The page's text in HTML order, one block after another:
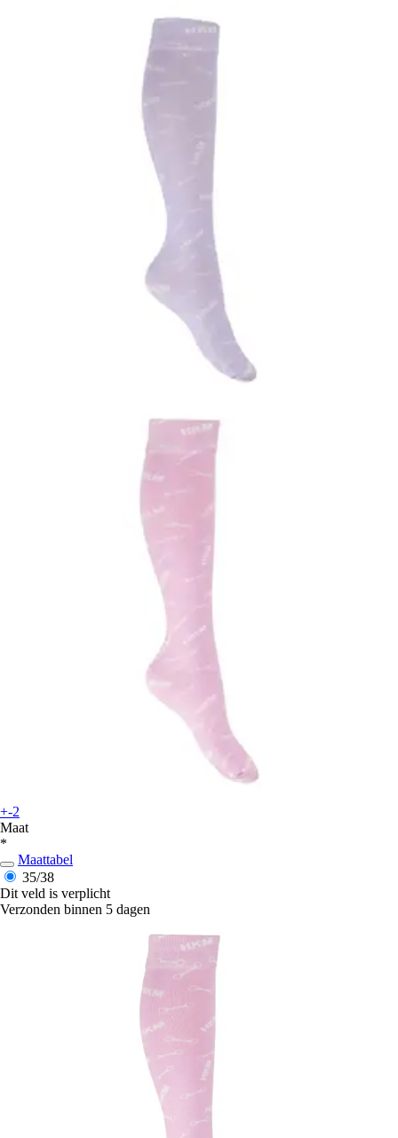
+-2
Maat
*
Maattabel
35/38
Dit veld is verplicht
Verzonden binnen 5 dagen